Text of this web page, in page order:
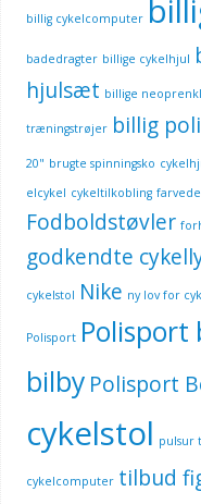
billig cykelcomputer
badedragter billige cykelhjul
hjulsæt billige
træningstrøjer billig
20" brugte spinningsko
elcykel cykeltilkobling
Fodboldstøvler
godkendte
cykelstol Nike ny lov for
Polisport Polisport
bilby Polisport
cykelstol pulsur
cykelcomputer tilbud